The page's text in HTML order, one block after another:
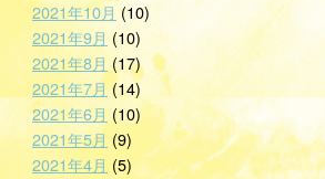
2021年10月 (10)
2021年9月(10)
2021年8月 (17)
2021年7月(14)
2021年6月(10)
2021年5月 (9)
2021年4月 (5)